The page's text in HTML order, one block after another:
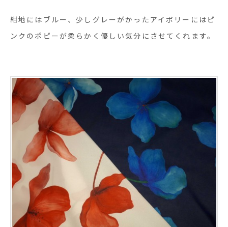
紺地にはブルー、少しグレーがかったアイボリーにはピ
ンクのポピーが柔らかく優しい気分にさせてくれます。